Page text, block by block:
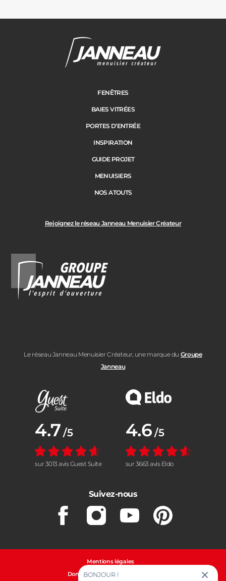
Cloture
Suivant
Adresse des travaux
Code Postal des travaux
Rejoignez le réseau Janneau Menuisier Créateur
Le réseau Janneau Menuisier Créateur, une marque du Groupe
Janneau
FENÊTRES
BAIES VITRÉES
PORTES D’ENTRÉE
INSPIRATION
GUIDE PROJET
MENUISIERS
NOS ATOUTS
Note moyenne :
4.7 /5
sur 3013 avis Guest Suite
Note moyenne :
4.6 /5
sur 3663 avis Eldo
Suivez-nous
FacebookInstagramYoutubePinterest
Mentions légales
Données personnelles et cookies
BONJOUR !